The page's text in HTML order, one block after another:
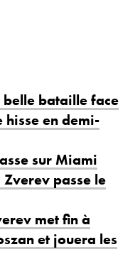
bataille face
hisse en demi-
sur Miami
passe le
met fin à
et jouera les